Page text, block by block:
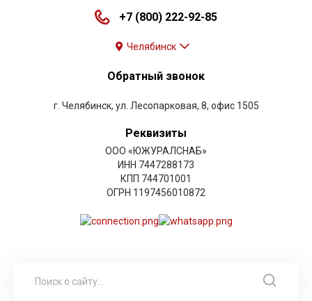
+7 (800) 222-92-85
Челябинск
Обратный звонок
г. Челябинск, ул. Лесопарковая, 8, офис 1505
Реквизиты
ООО «ЮЖУРАЛСНАБ»
ИНН 7447288173
КПП 744701001
ОГРН 1197456010872